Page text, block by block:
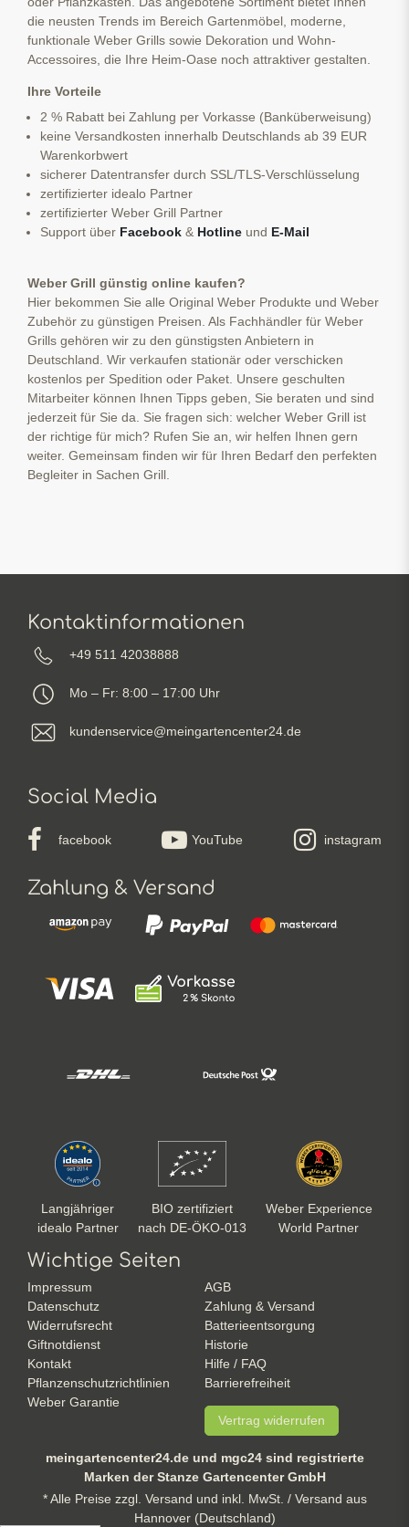
die neusten Trends im Bereich Gartenmöbel, moderne,
funktionale Weber Grills sowie Dekoration und Wohn-
Accessoires, die Ihre Heim-Oase noch attraktiver gestalten.
Ihre Vorteile
2 % Rabatt bei Zahlung per Vorkasse (Banküberweisung)
keine Versandkosten innerhalb Deutschlands ab 39 EUR
Warenkorbwert
sicherer Datentransfer durch SSL/TLS-Verschlüsselung
zertifizierter idealo Partner
zertifizierter Weber Grill Partner
Support über Facebook & Hotline und E-Mail
Weber Grill günstig online kaufen?
Hier bekommen Sie alle Original Weber Produkte und Weber
Zubehör zu günstigen Preisen. Als Fachhändler für Weber
Grills gehören wir zu den günstigsten Anbietern in
Deutschland. Wir verkaufen stationär oder verschicken
kostenlos per Spedition oder Paket. Unsere geschulten
Mitarbeiter können Ihnen Tipps geben, Sie beraten und sind
jederzeit für Sie da. Sie fragen sich: welcher Weber Grill ist
der richtige für mich? Rufen Sie an, wir helfen Ihnen gern
weiter. Gemeinsam finden wir für Ihren Bedarf den perfekten
Begleiter in Sachen Grill.
Kontaktinformationen
+49 511 42038888
Mo – Fr: 8:00 – 17:00 Uhr
kundenservice@meingartencenter24.de
Social Media
facebook YouTube instagram
Zahlung & Versand
Langjähriger
idealo Partner
BIO zertifiziert
nach DE-ÖKO-013
Weber Experience
World Partner
Wichtige Seiten
Impressum
AGB
Datenschutz
Zahlung & Versand
Widerrufsrecht
Batterieentsorgung
Giftnotdienst
Historie
Kontakt
Hilfe / FAQ
Pflanzenschutzrichtlinien
Barrierefreiheit
Weber Garantie
Vertrag widerrufen
meingartencenter24.de und mgc24 sind registrierte
Marken der Stanze Gartencenter GmbH
* Alle Preise zzgl. Versand und inkl. MwSt. / Versand aus
Hannover (Deutschland)